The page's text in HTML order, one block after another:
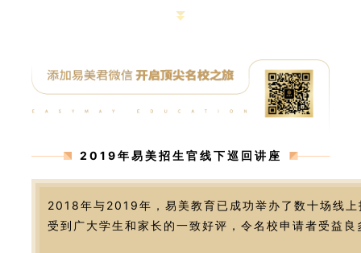
2019年易美招生官线下巡回讲座
2018年与2019年，易美教育已成功举办了数十场线
受到广大学生和家长的一致好评，令名校申请者受益良